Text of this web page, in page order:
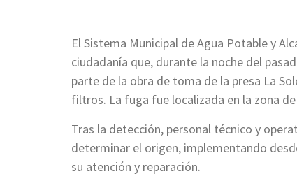
El Sistema Municipal de Agua Potable y
ciudadanía que, durante la noche del
parte de la obra de toma de la presa La
filtros. La fuga fue localizada en la zona
Tras la detección, personal técnico y
determinar el origen, implementando
su atención y reparación.